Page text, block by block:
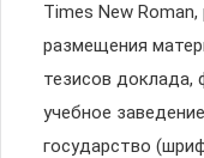
Times New
размещения
тезисов доклада,
учебное
государство